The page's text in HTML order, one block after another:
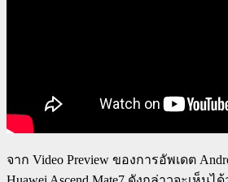
จาก Video Preview ของการอัพเดต